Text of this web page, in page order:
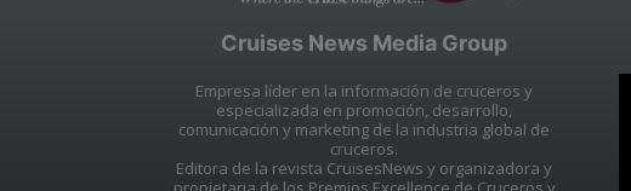
Cruises News Media Group
Empresa líder en la información de cruceros y
especializada en promoción, desarrollo,
comunicación y marketing de la industria global de
cruceros.
Editora de la revista CruisesNews y organizadora y